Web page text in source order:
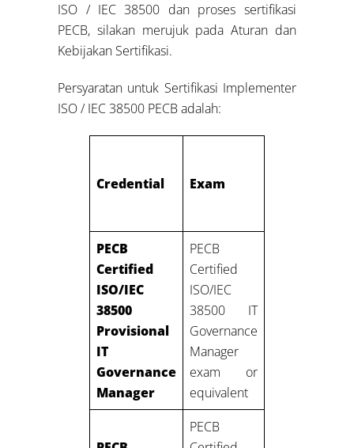
ISO / IEC 38500 dan proses sertifikasi
PECB, silakan merujuk pada Aturan dan
Kebijakan Sertifikasi.
Persyaratan untuk Sertifikasi Implementer
ISO / IEC 38500 PECB adalah:
Credential Exam
PECB
Certified
ISO/IEC
38500
Provisional
IT
Governance
Manager
PECB
Certified
ISO/IEC
38500 IT
Governance
Manager
exam or
equivalent
PECB